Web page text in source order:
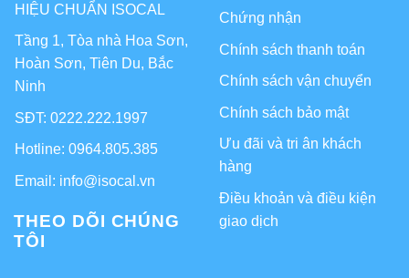
HIỆU CHUẨN ISOCAL
Tầng 1, Tòa nhà Hoa Sơn,
Hoàn Sơn, Tiên Du, Bắc
Ninh
SĐT: 0222.222.1997
Hotline: 0964.805.385
Email: info@isocal.vn
THEO DÕI CHÚNG
TÔI
Chứng nhận
Chính sách thanh toán
Chính sách vận chuyển
Chính sách bảo mật
Ưu đãi và tri ân khách
hàng
Điều khoản và điều kiện
giao dịch